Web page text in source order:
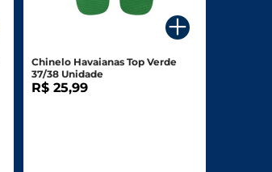
Chinelo Havaianas Top Verde
37/38 Unidade
R$ 25,99